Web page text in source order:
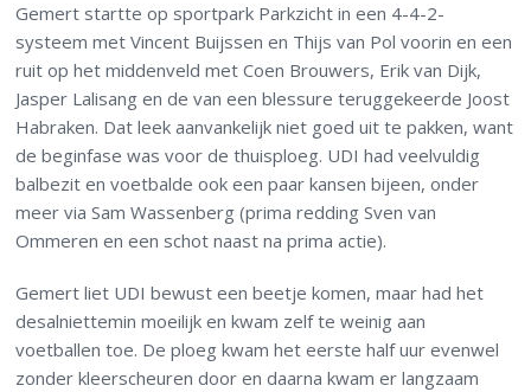
Gemert startte op sportpark Parkzicht in een 4-4-2-
systeem met Vincent Buijssen en Thijs van Pol voorin en een
ruit op het middenveld met Coen Brouwers, Erik van Dijk,
Jasper Lalisang en de van een blessure teruggekeerde Joost
Habraken. Dat leek aanvankelijk niet goed uit te pakken, want
de beginfase was voor de thuisploeg. UDI had veelvuldig
balbezit en voetbalde ook een paar kansen bijeen, onder
meer via Sam Wassenberg (prima redding Sven van
Ommeren en een schot naast na prima actie).
Gemert liet UDI bewust een beetje komen, maar had het
desalniettemin moeilijk en kwam zelf te weinig aan
voetballen toe. De ploeg kwam het eerste half uur evenwel
zonder kleerscheuren door en daarna kwam er langzaam